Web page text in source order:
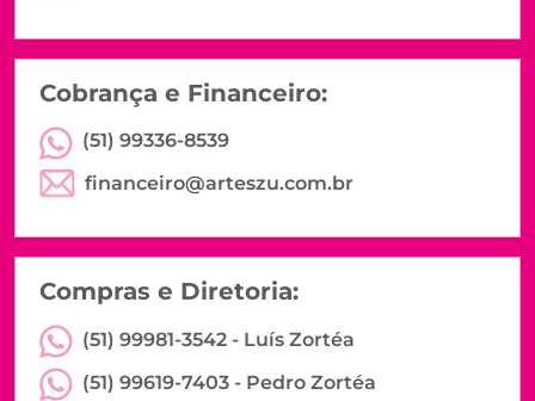
Cobrança e Financeiro:
(51) 99336-8539
financeiro@arteszu.com.br
Compras e Diretoria:
(51) 99981-3542 - Luís Zortéa
(51) 99619-7403 - Pedro Zortéa